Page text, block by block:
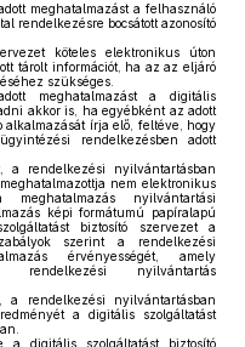
meghatalmazást a felhasználó
rendelkezésre bocsátott azonosító
köteles elektronikus úton
tárolt információt, ha az az eljáró
szükséges.
meghatalmazást a digitális
akkor is, ha egyébként az adott
alkalmazását írja elő, feltéve, hogy
rendelkezésben adott
a rendelkezési nyilvántartásban
nem elektronikus
nyilvántartási
képi formátumú papíralapú
biztosító szervezet a
szerint a rendelkezési
érvényességét, amely
nyilvántartás
a rendelkezési nyilvántartásban
a digitális szolgáltatást
a digitális szolgáltatást biztosító